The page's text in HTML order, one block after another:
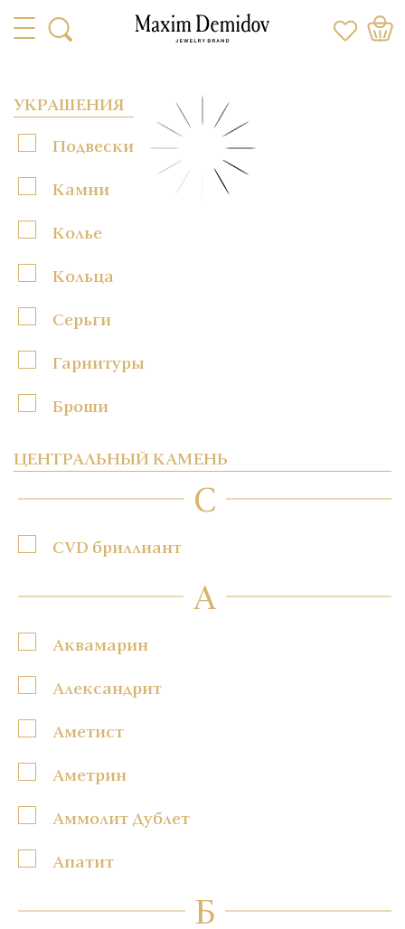
УКРАШЕНИЯ
Подвески
Камни
Колье
Кольца
Серьги
Гарнитуры
Броши
ЦЕНТРАЛЬНЫЙ КАМЕНЬ
C
CVD бриллиант
А
Аквамарин
Александрит
Аметист
Аметрин
Аммолит Дублет
Апатит
Б